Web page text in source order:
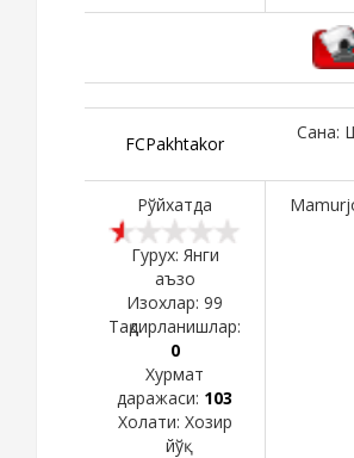
FCPakhtakor
Сана:
Рўйхатда
Гурух: Янги
аъзо
Изохлар: 99
Тақдирланишлар:
0
Хурмат
даражаси: 103
Холати: Хозир
йўқ